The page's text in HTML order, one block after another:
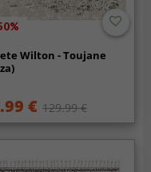
Wilton - Toujane
€ 129.99 €